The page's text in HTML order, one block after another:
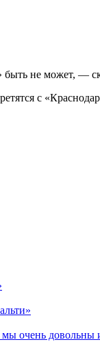
быть не может, —
с
мы очень довольны